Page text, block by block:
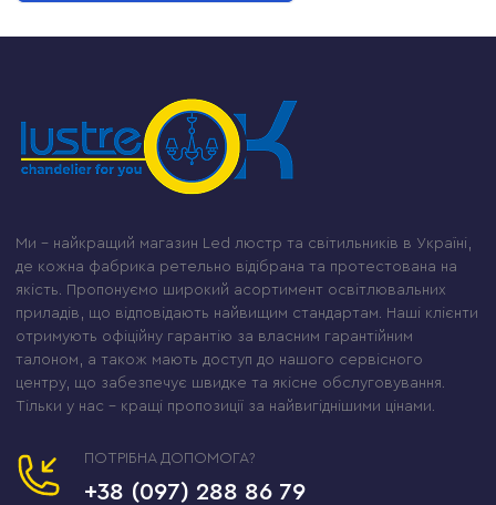
Ми – найкращий магазин Led люстр та світильників в Україні,
де кожна фабрика ретельно відібрана та протестована на
якість. Пропонуємо широкий асортимент освітлювальних
приладів, що відповідають найвищим стандартам. Наші клієнти
отримують офіційну гарантію за власним гарантійним
талоном, а також мають доступ до нашого сервісного
центру, що забезпечує швидке та якісне обслуговування.
Тільки у нас – кращі пропозиції за найвигіднішими цінами.
ПОТРІБНА ДОПОМОГА?
+38 (097) 288 86 79